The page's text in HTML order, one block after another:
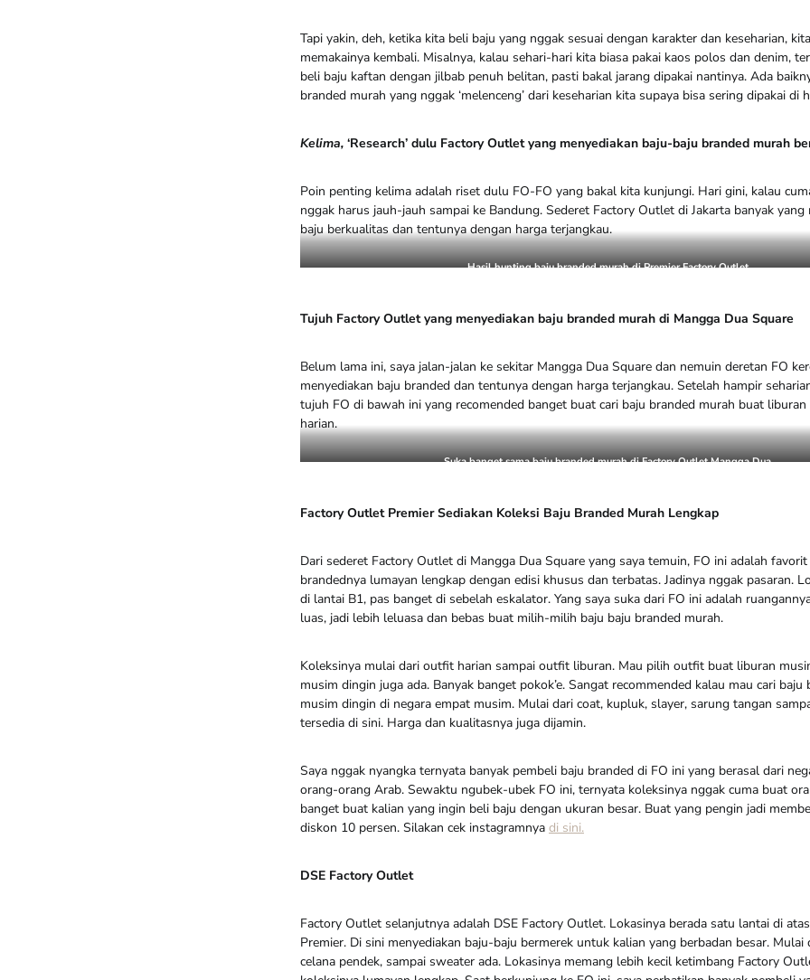
Tapi yakin, deh, ketika kita beli baju yang nggak sesuai dengan karakter dan keseharian,
memakainya kembali. Misalnya, kalau sehari-hari kita biasa pakai kaos polos dan denim,
beli baju kaftan dengan jilbab penuh belitan, pasti bakal jarang dipakai nantinya. Ada
branded murah yang nggak ‘melenceng’ dari keseharian kita supaya bisa sering dipakai di
Kelima, ‘Research’ dulu Factory Outlet yang menyediakan baju-baju branded murah
Poin penting kelima adalah riset dulu FO-FO yang bakal kita kunjungi. Hari gini, kalau
nggak harus jauh-jauh sampai ke Bandung. Sederet Factory Outlet di Jakarta banyak yang
baju berkualitas dan tentunya dengan harga terjangkau.
Hasil hunting baju branded murah di Premier Factory Outlet
Tujuh Factory Outlet yang menyediakan baju branded murah di Mangga Dua Square
Belum lama ini, saya jalan-jalan ke sekitar Mangga Dua Square dan nemuin deretan FO
menyediakan baju branded dan tentunya dengan harga terjangkau. Setelah hampir
tujuh FO di bawah ini yang recomended banget buat cari baju branded murah buat
harian.
Suka banget sama baju branded murah di Factory Outlet Mangga Dua
Factory Outlet Premier Sediakan Koleksi Baju Branded Murah Lengkap
Dari sederet Factory Outlet di Mangga Dua Square yang saya temuin, FO ini adalah favorit
brandednya lumayan lengkap dengan edisi khusus dan terbatas. Jadinya nggak pasaran.
di lantai B1, pas banget di sebelah eskalator. Yang saya suka dari FO ini adalah
luas, jadi lebih leluasa dan bebas buat milih-milih baju baju branded murah.
Koleksinya mulai dari outfit harian sampai outfit liburan. Mau pilih outfit buat liburan
musim dingin juga ada. Banyak banget pokok’e. Sangat recommended kalau mau cari
musim dingin di negara empat musim. Mulai dari coat, kupluk, slayer, sarung tangan
tersedia di sini. Harga dan kualitasnya juga dijamin.
Saya nggak nyangka ternyata banyak pembeli baju branded di FO ini yang berasal dari
orang-orang Arab. Sewaktu ngubek-ubek FO ini, ternyata koleksinya nggak cuma buat
banget buat kalian yang ingin beli baju dengan ukuran besar. Buat yang pengin jadi
diskon 10 persen. Silakan cek instagramnya di sini.
DSE Factory Outlet
Factory Outlet selanjutnya adalah DSE Factory Outlet. Lokasinya berada satu lantai di
Premier. Di sini menyediakan baju-baju bermerek untuk kalian yang berbadan besar.
celana pendek, sampai sweater ada. Lokasinya memang lebih kecil ketimbang Factory